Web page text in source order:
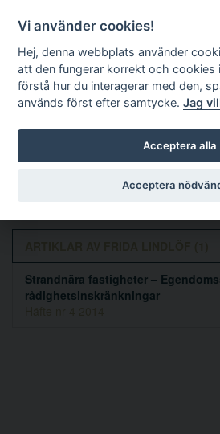
Frida Lindlöf
Strandnära fastigheter –
rådighetsinskränkningar
Vi använder cookies!
Hej, denna webbplats använder
att den fungerar korrekt och
förstå hur du interagerar med den,
används först efter samtycke.Jag
Acceptera alla
Acceptera